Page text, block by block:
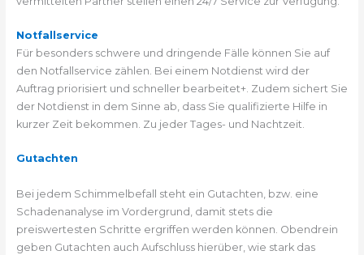
Notfallservice
Für besonders schwere und dringende Fälle können Sie auf
den Notfallservice zählen. Bei einem Notdienst wird der
Auftrag priorisiert und schneller bearbeitet+. Zudem sichert Sie
der Notdienst in dem Sinne ab, dass Sie qualifizierte Hilfe in
kurzer Zeit bekommen. Zu jeder Tages- und Nachtzeit.
Gutachten
Bei jedem Schimmelbefall steht ein Gutachten, bzw. eine
Schadenanalyse im Vordergrund, damit stets die
preiswertesten Schritte ergriffen werden können. Obendrein
geben Gutachten auch Aufschluss hierüber, wie stark das